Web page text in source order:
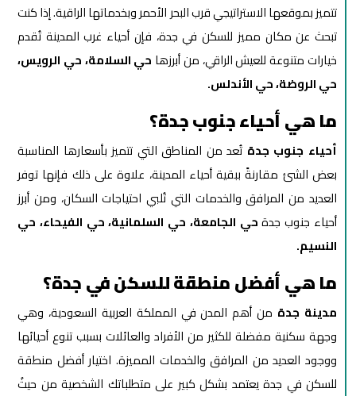
تتميز بموقعها الاستراتيجي قرب البحر الأحمر وبخدماتها الراقية. إذا كنت
تبحث عن مكان مميز للسكن في جدة، فإن أحياء غرب المدينة تُقدم
خيارات متنوعة للعيش الراقي، من أبرزها حي السلامة، حي الرويس،
حي الروضة، حي الأندلس.
ما هي أحياء جنوب جدة؟
أحياء جنوب جدة تُعد من المناطق التي تتميز بأسعارها المناسبة
بعض الشئ مقارنةً ببقية أحياء المدينة، علاوة على ذلك فإنها توفر
العديد من المرافق والخدمات التي تُلبي احتياجات السكان، ومن أبرز
أحياء جنوب جدةحي الجامعة، حي السلمانية، حي الفيحاء، حي
النسيم.
ما هي أفضل منطقة للسكن في جدة؟
مدينة جدة من أهم المدن في المملكة العربية السعودية، وهي
وجهة سكنية مفضلة للكثير من الأفراد والعائلات بسبب تنوع أحيائها
ووجود العديد من المرافق والخدمات المميزة. اختيار أفضل منطقة
للسكن في جدة يعتمد بشكل كبير على متطلباتك الشخصية من حيثُ